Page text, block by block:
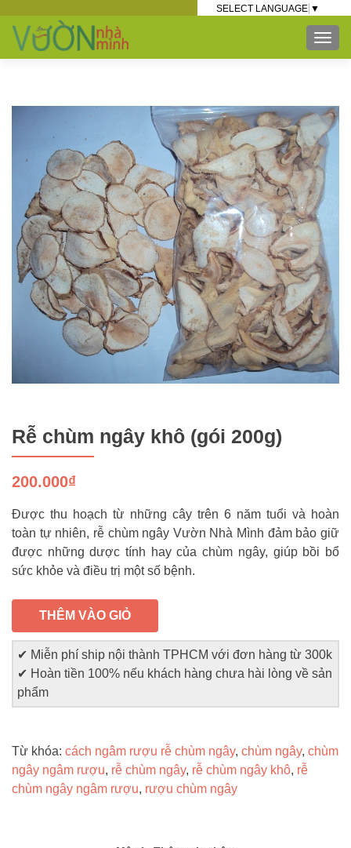
SELECT LANGUAGE ▼
Rễ chùm ngây khô (gói 200g)
200.000₫
Được thu hoạch từ những cây trên 6 năm tuổi và hoàn
toàn tự nhiên, rễ chùm ngây Vườn Nhà Mình đảm bảo giữ
được những dược tính hay của chùm ngây, giúp bồi bổ
sức khỏe và điều trị một số bệnh.
THÊM VÀO GIỎ
✔ Miễn phí ship nội thành TPHCM với đơn hàng từ 300k
✔ Hoàn tiền 100% nếu khách hàng chưa hài lòng về sản
phẩm
Từ khóa: cách ngâm rượu rễ chùm ngây, chùm ngây, chùm
ngây ngâm rượu, rễ chùm ngây, rễ chùm ngây khô, rễ
chùm ngây ngâm rượu, rượu chùm ngây